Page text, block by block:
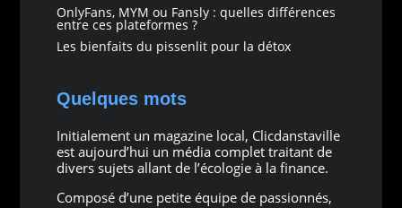
OnlyFans, MYM ou Fansly : quelles différences
entre ces plateformes ?
Les bienfaits du pissenlit pour la détox
Quelques mots
Initialement un magazine local, Clicdanstaville
est aujourd’hui un média complet traitant de
divers sujets allant de l’écologie à la finance.
Composé d’une petite équipe de passionnés,